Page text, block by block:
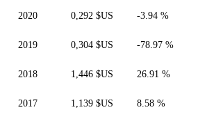
2020 0,292 $US -3.94 %
2019 0,304 $US -78.97 %
2018 1,446 $US 26.91 %
2017 1,139 $US 8.58 %